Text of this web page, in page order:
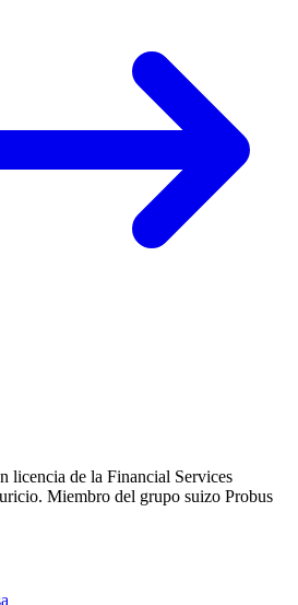
licencia de la Financial Services
Miembro del grupo suizo Probus